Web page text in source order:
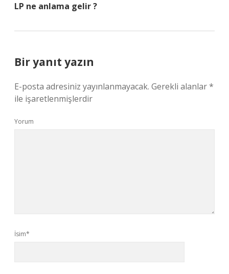
LP ne anlama gelir ?
Bir yanıt yazın
E-posta adresiniz yayınlanmayacak. Gerekli alanlar*
ile işaretlenmişlerdir
Yorum
İsim*